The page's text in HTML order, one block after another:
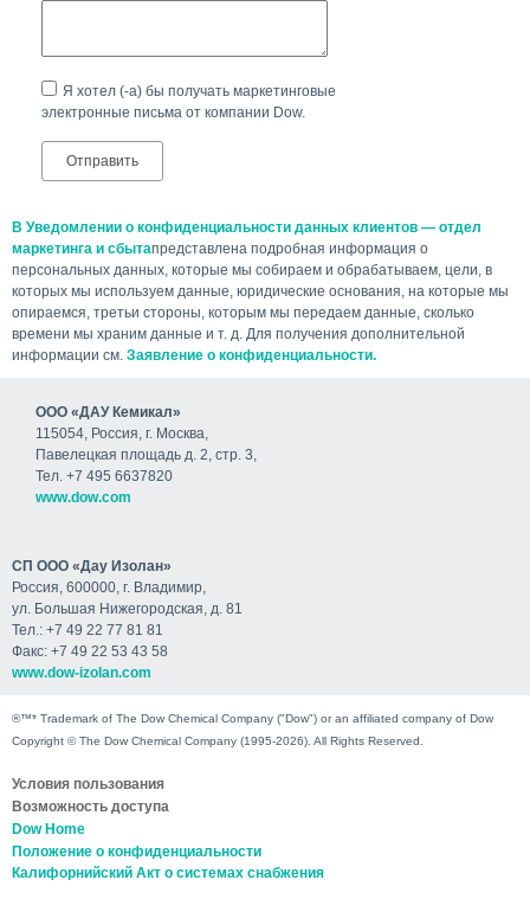
Я хотел (-а) бы получать маркетинговые
электронные письма от компании Dow.
В Уведомлении о конфиденциальности данных клиентов — отдел
маркетинга и сбытапредставлена подробная информация о
персональных данных, которые мы собираем и обрабатываем, цели, в
которых мы используем данные, юридические основания, на которые мы
опираемся, третьи стороны, которым мы передаем данные, сколько
времени мы храним данные и т. д. Для получения дополнительной
информации см. Заявление о конфиденциальности.
ООО «ДАУ Кемикал»
115054, Россия, г. Москва,
Павелецкая площадь д. 2, стр. 3,
Тел. +7 495 6637820
www.dow.com
СП ООО «Дау Изолан»
Россия, 600000, г. Владимир,
ул. Большая Нижегородская, д. 81
Тел.: +7 49 22 77 81 81
Факс: +7 49 22 53 43 58
www.dow-izolan.com
®™* Trademark of The Dow Chemical Company ("Dow") or an affiliated company of Dow
Copyright © The Dow Chemical Company (1995-2026). All Rights Reserved.
Условия пользования
Возможность доступа
Dow Home
Положение о конфиденциальности
Калифорнийский Акт о системах снабжения